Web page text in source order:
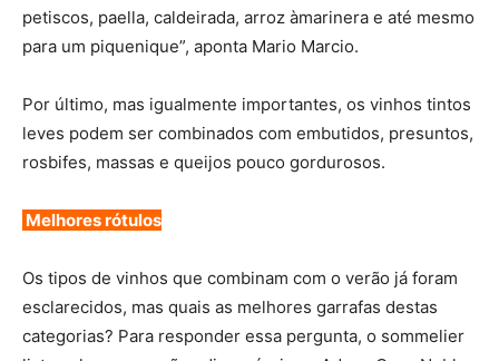
petiscos, paella, caldeirada, arroz àmarinera e até mesmo
para um piquenique”, aponta Mario Marcio.
Por último, mas igualmente importantes, os vinhos tintos
leves podem ser combinados com embutidos, presuntos,
rosbifes, massas e queijos pouco gordurosos.
Melhores rótulos
Os tipos de vinhos que combinam com o verão já foram
esclarecidos, mas quais as melhores garrafas destas
categorias? Para responder essa pergunta, o sommelier